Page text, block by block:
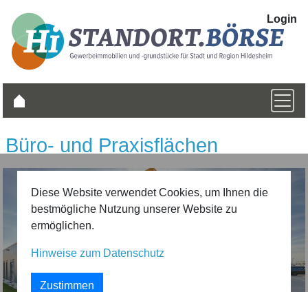
Login
Büro- und Praxis­flächen
zurück vor
Diese Website verwendet Cookies, um Ihnen die
bestmögliche Nutzung unserer Website zu
ermöglichen.
Hinweise zum Datenschutz
Zustimmen